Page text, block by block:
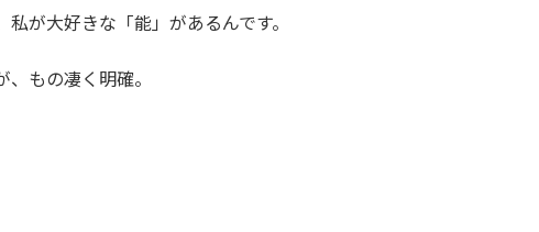
が大好きな「能」があるんです。
もの凄く明確。